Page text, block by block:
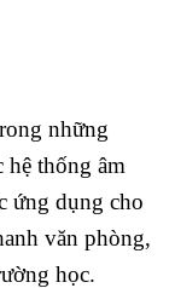
những
hệ thống âm
ứng dụng cho
văn phòng,
học.